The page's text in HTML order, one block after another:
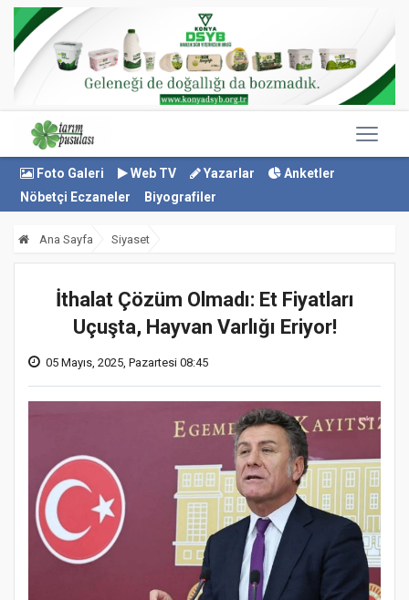
Foto Galeri Web TV Yazarlar
Anketler
Nöbetçi Eczaneler
Biyografiler
Ana Sayfa Siyaset
İthalat Çözüm Olmadı: Et Fiyatları
Uçuşta, Hayvan Varlığı Eriyor!
05 Mayıs, 2025, Pazartesi 08:45